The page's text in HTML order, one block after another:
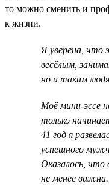
то можно сменить и
к жизни.
Я уверена, что
весёлым,
но и таким
Моё мини-эссе
только
41 год я
успешного
Оказалось, что
не менее важна.